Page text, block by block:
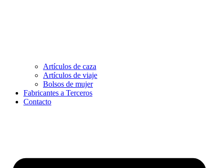
Artículos de caza
Artículos de viaje
Bolsos de mujer
Fabricantes a Terceros
Contacto